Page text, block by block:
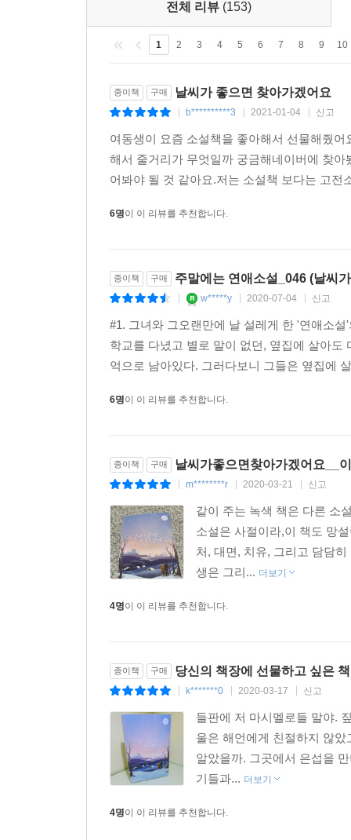
전체 리뷰 (153)
1 2 3 4 5 6 7 8 9 10
종이책 구매 날씨가 좋으면 찾아가겠어요
b**********3 2021-01-04 신고
여동생이 요즘 소설책을 좋아해서 선물해줬
해서 줄거리가 무엇일까 궁금해네이버에 찾
어봐야 될 것 같아요.저는 소설책 보다는 고
6명이 이 리뷰를 추천합니다.
종이책 구매 주말에는 연애소설_046 (날씨
w*****y 2020-07-04 신고
#1. 그녀와 그오랜만에 날 설레게 한 '연애소
학교를 다녔고 별로 말이 없던, 옆집에 살아
억으로 남아있다. 그러다보니 그들은 옆집에
6명이 이 리뷰를 추천합니다.
종이책 구매 날씨가좋으면찾아가겠어요__
m********r 2020-03-21 신고
같이 주는 녹색 책은 다른 소
소설은 사절이라,이 책도 망
처, 대면, 치유, 그리고 담담
생은 그리... 더보기
4명이 이 리뷰를 추천합니다.
종이책 구매 당신의 책장에 선물하고 싶은 책
k*******0 2020-03-17 신고
들판에 저 마시멜로들 말야.
울은 해언에게 친절하지 않
알았을까. 그곳에서 은섭을
기들과... 더보기
4명이 이 리뷰를 추천합니다.